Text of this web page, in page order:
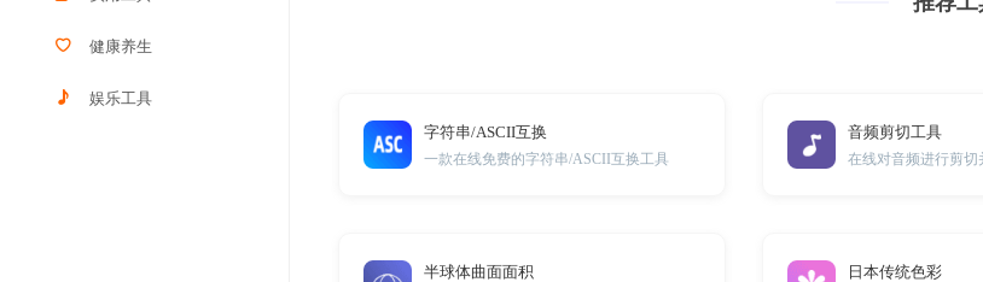
健康养生
娱乐工具
字符串/ASCII互换
一款在线免费的字符串/ASCII互换工具
音频剪切工具
在线对音频进行剪切
半球体曲面面积 日本传统色彩